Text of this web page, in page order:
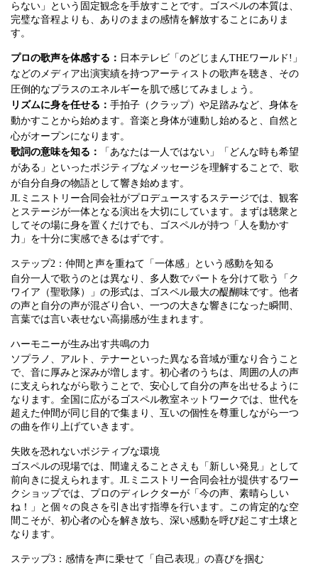
らない」という固定観念を手放すことです。ゴスペルの本質は、
完璧な音程よりも、ありのままの感情を解放することにありま
す。
プロの歌声を体感する： 日本テレビ「のどじまんTHEワールド!」
などのメディア出演実績を持つアーティストの歌声を聴き、その
圧倒的なプラスのエネルギーを肌で感じてみましょう。
リズムに身を任せる： 手拍子（クラップ）や足踏みなど、身体を
動かすことから始めます。音楽と身体が連動し始めると、自然と
心がオープンになります。
歌詞の意味を知る：
「あなたは一人ではない」「どんな時も希望
がある」といったポジティブなメッセージを理解することで、歌
が自分自身の物語として響き始めます。
JLミニストリー合同会社がプロデュースするステージでは、観客
とステージが一体となる演出を大切にしています。まずは聴衆と
してその場に身を置くだけでも、ゴスペルが持つ「人を動かす
力」を十分に実感できるはずです。
ステップ2：仲間と声を重ねて「一体感」という感動を知る
自分一人で歌うのとは異なり、多人数でパートを分けて歌う「ク
ワイア（聖歌隊）」の形式は、ゴスペル最大の醍醐味です。他者
の声と自分の声が混ざり合い、一つの大きな響きになった瞬間、
言葉では言い表せない高揚感が生まれます。
ハーモニーが生み出す共鳴の力
ソプラノ、アルト、テナーといった異なる音域が重なり合うこと
で、音に厚みと深みが増します。初心者のうちは、周囲の人の声
に支えられながら歌うことで、安心して自分の声を出せるように
なります。全国に広がるゴスペル教室ネットワークでは、世代を
超えた仲間が同じ目的で集まり、互いの個性を尊重しながら一つ
の曲を作り上げていきます。
失敗を恐れないポジティブな環境
ゴスペルの現場では、間違えることさえも「新しい発見」として
前向きに捉えられます。JLミニストリー合同会社が提供するワー
クショップでは、プロのディレクターが「今の声、素晴らしい
ね！」と個々の良さを引き出す指導を行います。この肯定的な空
間こそが、初心者の心を解き放ち、深い感動を呼び起こす土壌と
なります。
ステップ3：感情を声に乗せて「自己表現」の喜びを掴む